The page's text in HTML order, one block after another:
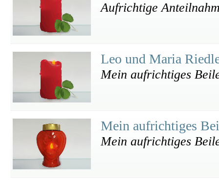
Aufrichtige
Leo und Maria
Mein aufrichtiges
Mein aufrichtiges
Mein aufrichtiges